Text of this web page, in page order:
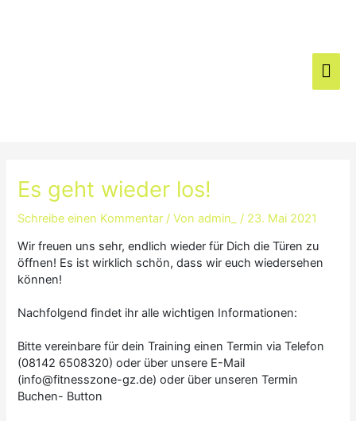
Es geht wieder los!
Schreibe einen Kommentar / Vonadmin_ / 23. Mai 2021
Wir freuen uns sehr, endlich wieder für Dich die Türen zu
öffnen! Es ist wirklich schön, dass wir euch wiedersehen
können!
Nachfolgend findet ihr alle wichtigen Informationen:
Bitte vereinbare für dein Training einen Termin via Telefon
(08142 6508320) oder über unsere E-Mail
(info@fitnesszone-gz.de) oder über unseren Termin
Buchen- Button